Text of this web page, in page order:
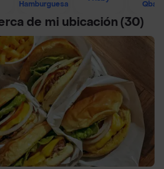
Hamburguesa
de mi ubicación (30)